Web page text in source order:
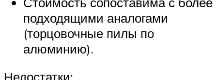
подходящими аналогами
(торцовочные пилы по
алюминию).
Недостатки: